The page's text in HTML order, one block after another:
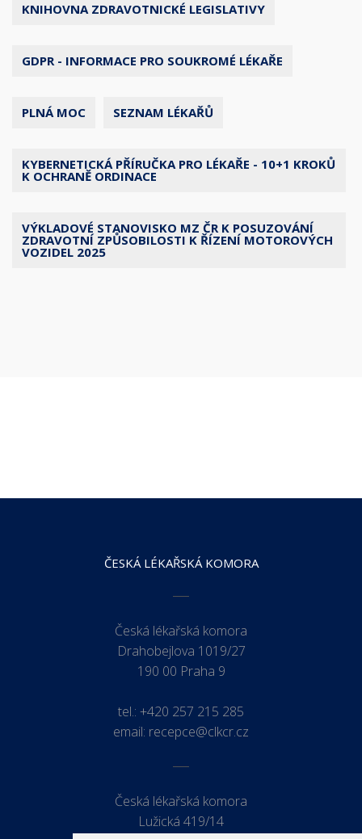
KNIHOVNA ZDRAVOTNICKÉ LEGISLATIVY
GDPR - INFORMACE PRO SOUKROMÉ LÉKAŘE
PLNÁ MOC SEZNAM LÉKAŘŮ
KYBERNETICKÁ PŘÍRUČKA PRO LÉKAŘE - 10+1 KROKŮ
K OCHRANĚ ORDINACE
VÝKLADOVÉ STANOVISKO MZ ČR K POSUZOVÁNÍ
ZDRAVOTNÍ ZPŮSOBILOSTI K ŘÍZENÍ MOTOROVÝCH
VOZIDEL 2025
ČESKÁ LÉKAŘSKÁ KOMORA
Česká lékařská komora
Drahobejlova 1019/27
190 00 Praha 9
tel.: +420 257 215 285
email: recepce@clkcr.cz
Česká lékařská komora
Lužická 419/14